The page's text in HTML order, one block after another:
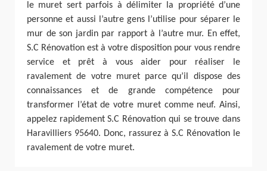
le muret sert parfois à délimiter la propriété d’une
personne et aussi l’autre gens l’utilise pour séparer le
mur de son jardin par rapport à l’autre mur. En effet,
S.C Rénovation est à votre disposition pour vous rendre
service et prêt à vous aider pour réaliser le
ravalement de votre muret parce qu’il dispose des
connaissances et de grande compétence pour
transformer l’état de votre muret comme neuf. Ainsi,
appelez rapidement S.C Rénovation qui se trouve dans
Haravilliers 95640. Donc, rassurez à S.C Rénovation le
ravalement de votre muret.